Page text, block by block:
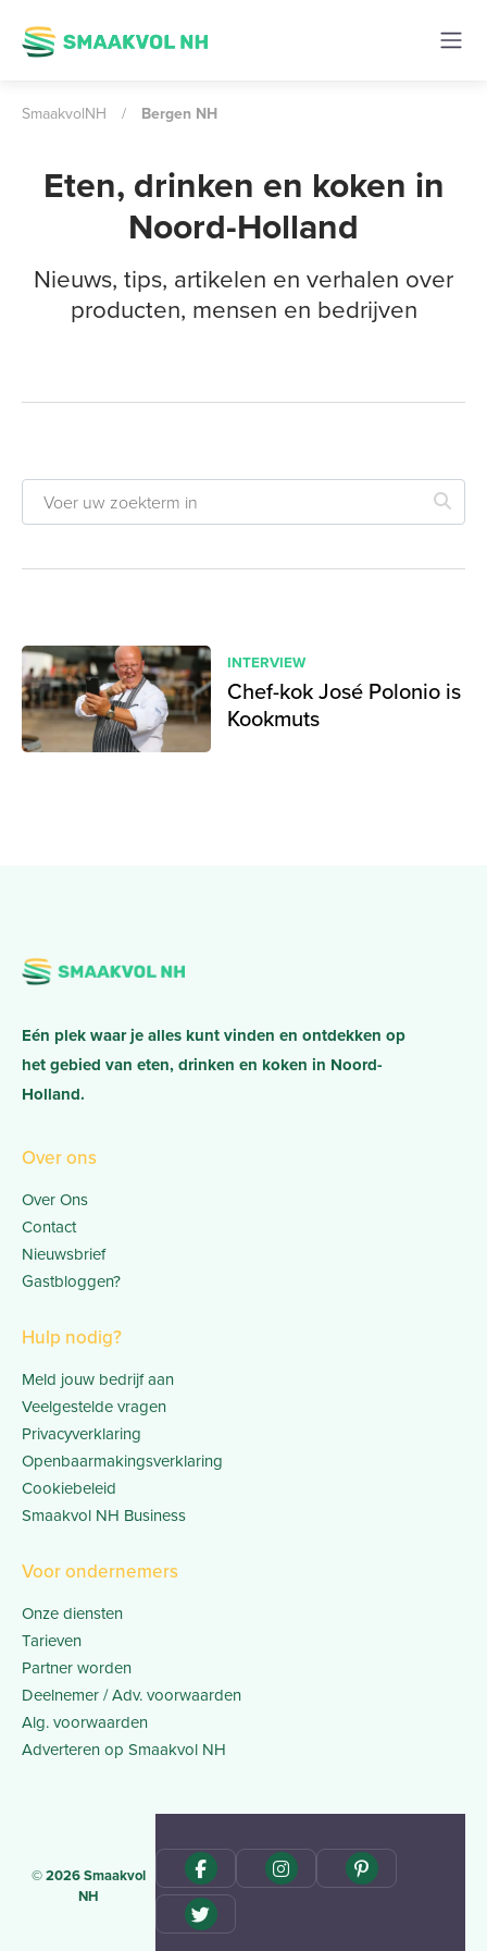
SmaakvolNH / Bergen NH
Eten, drinken en koken in
Noord-Holland
Nieuws, tips, artikelen en verhalen over
producten, mensen en bedrijven
INTERVIEW
Chef-kok José Polonio is
Kookmuts
Eén plek waar je alles kunt vinden en ontdekken op
het gebied van eten, drinken en koken in Noord-
Holland.
Over ons
Over Ons
Contact
Nieuwsbrief
Gastbloggen?
Hulp nodig?
Meld jouw bedrijf aan
Veelgestelde vragen
Privacyverklaring
Openbaarmakingsverklaring
Cookiebeleid
Smaakvol NH Business
Voor ondernemers
Onze diensten
Tarieven
Partner worden
Deelnemer / Adv. voorwaarden
Alg. voorwaarden
Adverteren op Smaakvol NH
© 2026 Smaakvol
NH